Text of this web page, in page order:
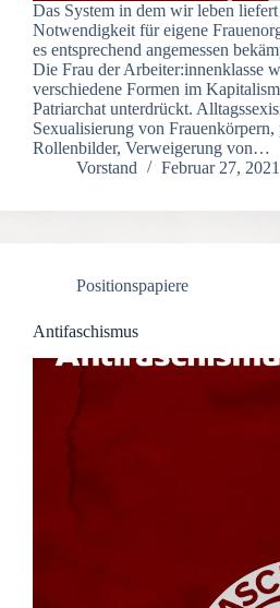
Das System in dem wir leben
Notwendigkeit für eigene
es entsprechend angemessen
Die Frau der Arbeiter:innenklasse
verschiedene Formen im
Patriarchat unterdrückt.
Sexualisierung von Frauenkörpern,
Rollenbilder, Verweigerung von…
Vorstand
Februar 27, 2021
Positionspapiere
Antifaschismus